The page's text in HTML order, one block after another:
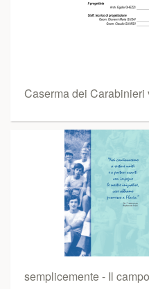
Caserma dei Carabinieri
semplicemente - Il